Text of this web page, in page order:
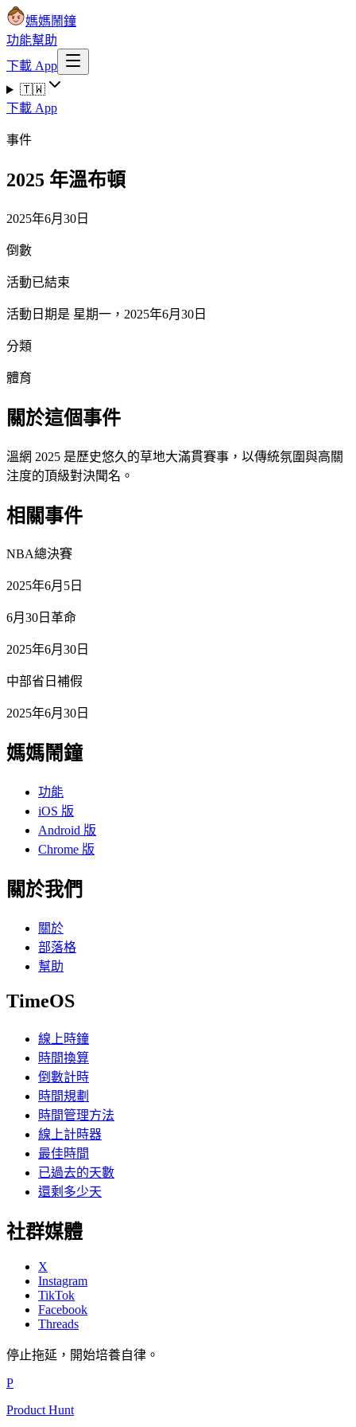
媽媽鬧鐘
功能幫助
下載 App
🇹🇼
下載 App
事件
2025 年溫布頓
2025年6月30日
倒數
活動已結束
活動日期是 星期一，2025年6月30日
分類
體育
關於這個事件
溫網 2025 是歷史悠久的草地大滿貫賽事，以傳統氛圍與高關
注度的頂級對決聞名。
相關事件
NBA總決賽
2025年6月5日
6月30日革命
2025年6月30日
中部省日補假
2025年6月30日
媽媽鬧鐘
功能
iOS 版
Android 版
Chrome 版
關於我們
關於
部落格
幫助
TimeOS
線上時鐘
時間換算
倒數計時
時間規劃
時間管理方法
線上計時器
最佳時間
已過去的天數
還剩多少天
社群媒體
X
Instagram
TikTok
Facebook
Threads
停止拖延，開始培養自律。
P
Product Hunt